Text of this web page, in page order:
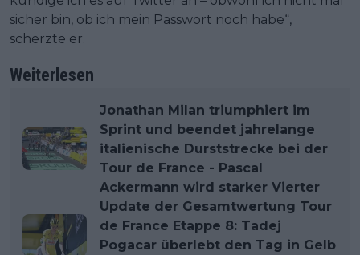
sicher bin, ob ich mein Passwort noch habe“,
scherzte er.
Weiterlesen
Jonathan Milan triumphiert im
Sprint und beendet jahrelange
italienische Durststrecke bei der
Tour de France - Pascal
Ackermann wird starker Vierter
Update der Gesamtwertung Tour
de France Etappe 8: Tadej
Pogacar überlebt den Tag in Gelb